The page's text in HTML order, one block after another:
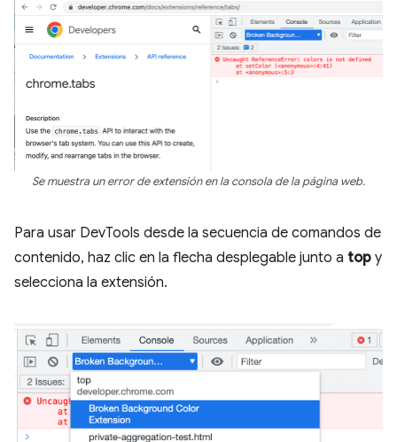
Se muestra un error de extensión en la consola de la página web.
Para usar DevTools desde la secuencia de comandos de
contenido, haz clic en la flecha desplegable junto a top y
selecciona la extensión.